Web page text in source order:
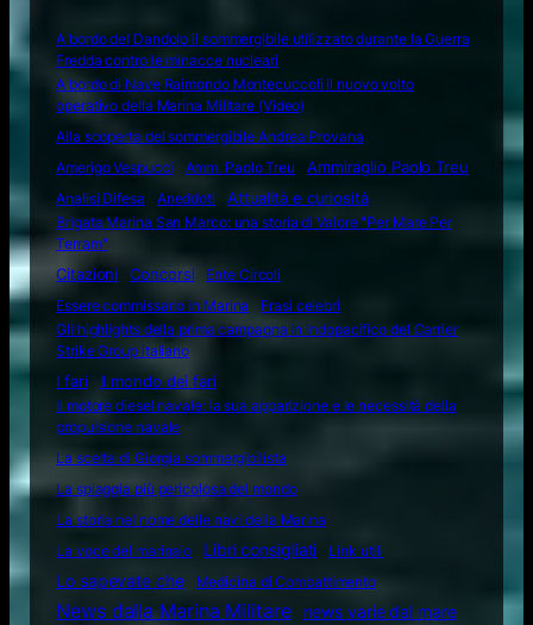
A bordo del Dandolo il sommergibile utilizzato durante la Guerra
Fredda contro le minacce nucleari
A bordo di Nave Raimondo Montecuccoli il nuovo volto
operativo della Marina Militare (Video)
Alla scoperta del sommergibile Andrea Provana
Amerigo Vespucci
Amm. Paolo Treu
Ammiraglio Paolo Treu
Analisi Difesa
Aneddoti Attualità e curiosità
Brigata Marina San Marco: una storia di Valore "Per Mare Per
Terram"
Citazioni
Concorsi
Ente Circoli
Essere commissario in Marina
Frasi celebri
Gli highlights della prima campagna in Indopacifico del Carrier
Strike Group italiano
I fari
Il mondo dei fari
Il motore diesel navale: la sua apparizione e le necessità della
propulsione navale
La scelta di Giorgia sommergibilista
La spiaggia più pericolosa del mondo
La storia nel nome delle navi della Marina
La voce del marinaio
Libri consigliati Link utili
Lo sapevate che Medicina di Combattimento
News dalla Marina Militare
news varie dal mare